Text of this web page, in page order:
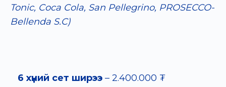
Tonic, Coca Cola, San Pellegrino, PROSECCO-
Bellenda S.C)
6 хүний сет ширээ – 2.400.000 ₮